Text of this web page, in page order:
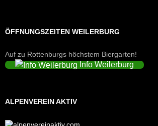
ÖFFNUNGSZEITEN WEILERBURG
Auf zu Rottenburgs höchstem Biergarten!
Info Weilerburg
ALPENVEREIN AKTIV